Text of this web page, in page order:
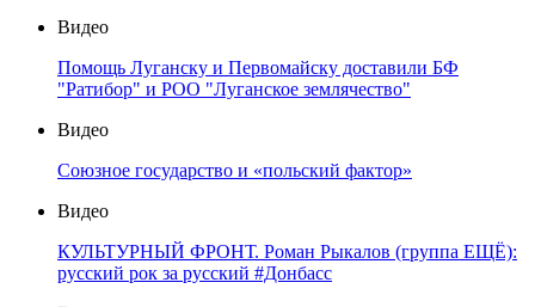
Видео
Помощь Луганску и Первомайску доставили БФ
"Ратибор" и РОО "Луганское землячество"
Видео
Союзное государство и «польский фактор»
Видео
КУЛЬТУРНЫЙ ФРОНТ. Роман Рыкалов (группа ЕЩЁ):
русский рок за русский #Донбасс